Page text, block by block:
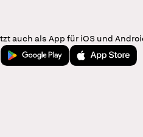
auch als App für iOS und
Jetzt bei Google PlayLaden im App